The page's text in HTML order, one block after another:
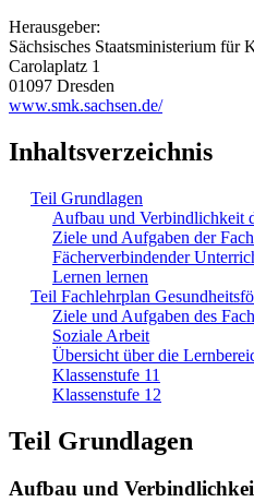
Herausgeber:
Sächsisches Staatsministerium für
Carolaplatz 1
01097 Dresden
www.smk.sachsen.de/
Inhaltsverzeichnis
Teil Grundlagen
Aufbau und Verbindlichkeit
Ziele und Aufgaben der
Fächerverbindender
Lernen lernen
Teil Fachlehrplan
Ziele und Aufgaben des
Soziale Arbeit
Übersicht über die
Klassenstufe 11
Klassenstufe 12
Teil Grundlagen
Aufbau und